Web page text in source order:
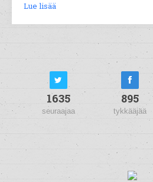
Lue lisää
1635
seuraajaa
895
tykkääjää